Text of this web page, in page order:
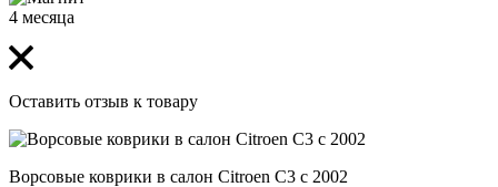
4 месяца
Оставить отзыв к товару
Ворсовые коврики в салон Citroen C3 с 2002